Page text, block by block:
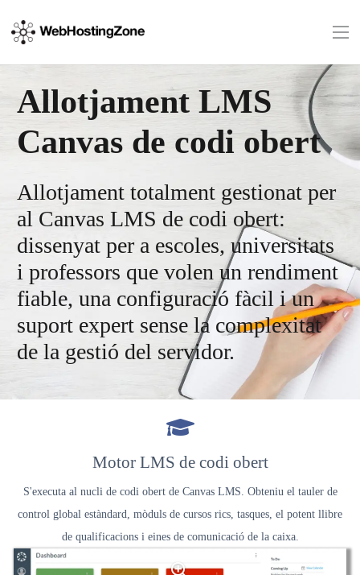
Allotjament LMS
Canvas de codi obert
Allotjament totalment gestionat per
al Canvas LMS de codi obert:
dissenyat per a escoles, universitats
i professors que volen un rendiment
fiable, una configuració fàcil i un
suport expert sense la complexitat
de la gestió del servidor.
Motor LMS de codi obert
S'executa al nucli de codi obert de Canvas LMS. Obteniu el tauler de
control global estàndard, mòduls de cursos rics, tasques, el potent llibre
de qualificacions i eines de comunicació de la caixa.